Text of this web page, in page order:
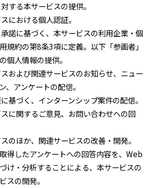
対する本サービスの提供。
における個人認証。
承諾に基づく、本サービスの利用企業・個
規約の第8条3項に定義。以下「参画者」
個人情報の提供。
スおよび関連サービスのお知らせ、ニュー
、アンケートの配信。
に基づく、インターンシップ案件の配信。
スに関するご意見、お問い合わせへの回
スのほか、関連サービスの改善・開発。
取得したアンケートへの回答内容を、Web
け・分析することによる、本サービスの
スの開発。